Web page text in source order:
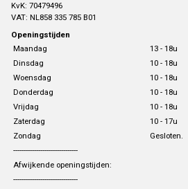
KvK: 70479496
VAT: NL858 335 785 B01
Openingstijden
Maandag
13 - 18u
Dinsdag
10 - 18u
Woensdag
10 - 18u
Donderdag
10 - 18u
Vrijdag
10 - 18u
Zaterdag
10 - 17u
Zondag
Gesloten.
-------------------------------
Afwijkende openingstijden:
-------------------------------